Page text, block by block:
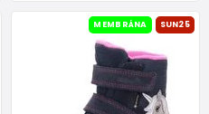
MEMBRÁNA SUN25